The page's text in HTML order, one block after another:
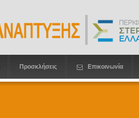
Προσκλήσεις Επικοινωνία